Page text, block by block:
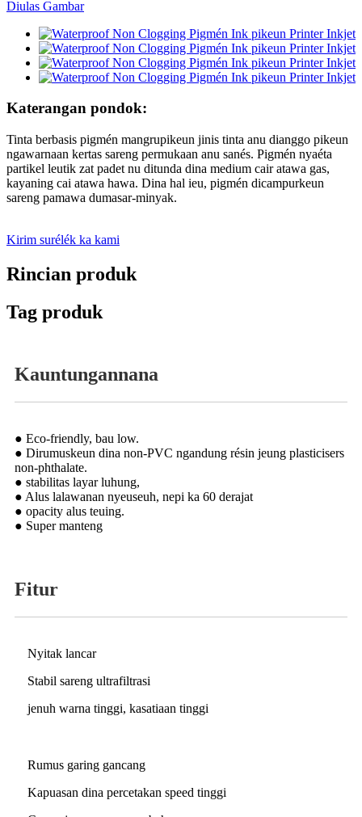
Katerangan pondok:
Tinta berbasis pigmén mangrupikeun jinis tinta anu dianggo pikeun
ngawarnaan kertas sareng permukaan anu sanés. Pigmén nyaéta
partikel leutik zat padet nu ditunda dina medium cair atawa gas,
kayaning cai atawa hawa. Dina hal ieu, pigmén dicampurkeun
sareng pamawa dumasar-minyak.
Kirim surélék ka kami
Rincian produk
Tag produk
Kauntungannana
● Eco-friendly, bau low.
● Dirumuskeun dina non-PVC ngandung résin jeung plasticisers
non-phthalate.
● stabilitas layar luhung,
● Alus lalawanan nyeuseuh, nepi ka 60 derajat
● opacity alus teuing.
● Super manteng
Fitur
Nyitak lancar
Stabil sareng ultrafiltrasi
jenuh warna tinggi, kasatiaan tinggi
Rumus garing gancang
Kapuasan dina percetakan speed tinggi